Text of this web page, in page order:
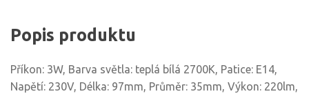
Popis produktu
Příkon: 3W, Barva světla: teplá bílá 2700K, Patice: E14,
Napětí: 230V, Délka: 97mm, Průměr: 35mm, Výkon: 220lm,